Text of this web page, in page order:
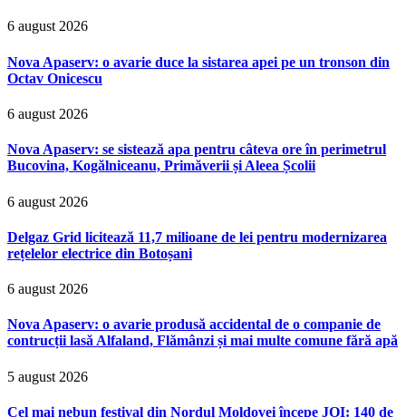
6 august 2026
Nova Apaserv: o avarie duce la sistarea apei pe un tronson din
Octav Onicescu
6 august 2026
Nova Apaserv: se sistează apa pentru câteva ore în perimetrul
Bucovina, Kogălniceanu, Primăverii și Aleea Școlii
6 august 2026
Delgaz Grid licitează 11,7 milioane de lei pentru modernizarea
rețelelor electrice din Botoșani
6 august 2026
Nova Apaserv: o avarie produsă accidental de o companie de
contrucții lasă Alfaland, Flămânzi și mai multe comune fără apă
5 august 2026
Cel mai nebun festival din Nordul Moldovei începe JOI: 140 de